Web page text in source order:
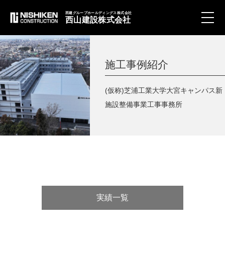
toggle
西建グループホールディングス株式会社
西山建設株式会社
施工事例紹介
(仮称)芝浦工業大学大宮キャンパス新
施設整備事業工事事務所
実績一覧